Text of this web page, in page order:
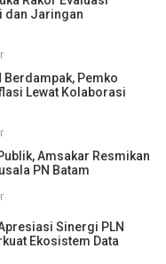
dan Jaringan
Berdampak, Pemko
Lewat Kolaborasi
Amsakar Resmikan
PN Batam
Sinergi PLN
Ekosistem Data